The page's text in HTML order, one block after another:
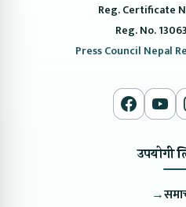
Reg. Certificate
Reg. No.
Press Council Nepal
उपयोगी
→